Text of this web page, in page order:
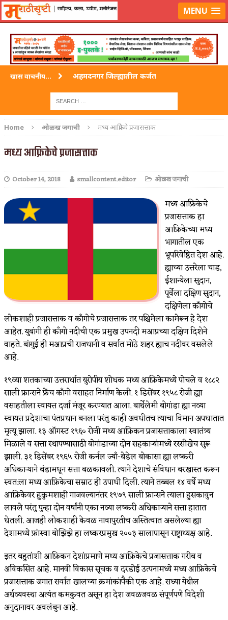
लॉग-इन करा|लेखक नोंदणी करा MENU
खास वाचनीय... अहमदनगर जिल्ह्यातील कर्जत
अहमदपूर – लातूर जिल्ह्यातील महत्त्वाचे शहर
गडचिरोली जिल्ह्यातील आदिवासींचे ‘ढोल’ नृत्य
Home ओळख जगाची मध्य आफ्रिकेचे प्रजासत्ताक
मध्य आफ्रिकेचे प्रजासत्ताक
October 14, 2018 smallcontent.editor ओळख जगाची
मध्य आफ्रिकेचे
प्रजासत्ताक हा
आफ्रिकेच्या मध्य
भागातील एक
भूपरिवेष्ठित देश आहे.
ह्याच्या उत्तरेला चाड,
ईशान्येला सुदान,
पूर्वेला दक्षिण सुदान,
दक्षिणेला काँगोचे
लोकशाही प्रजासत्ताक व काँगोचे प्रजासत्ताक तर पश्चिमेला कामेरून हे देश
आहेत. युबांगी ही काँगो नदीची एक प्रमुख उपनदी मआप्रच्या दक्षिण दिशेने
वाहते. बांगुई ही मआप्रची राजधानी व सर्वात मोठे शहर ह्याच नदीवर वसलेले
आहे.
१९व्या शतकाच्या उत्तरार्धात युरोपीय शोधक मध्य आफ्रिकेमध्ये पोचले व १८८२
साली फ्रान्सने फ्रेंच काँगो वसाहत निर्माण केली. १ डिसेंबर १९५८ रोजी ह्या
वसाहतीला स्वायत्त दर्जा मंजूर करण्यात आला. बार्थेलेमी बोगांडा ह्या नव्या
स्वायत्त प्रदेशाचा पंतप्रधान बनला परंतु काही अवधीतच त्याचा विमान अपघातात
मृत्यू झाला. १३ ऑगस्ट १९६० रोजी मध्य आफ्रिकन प्रजासत्ताकाला स्वातंत्र्य
मिळाले व सत्ता स्थापण्यासाठी बोगांडाच्या दोन सहकाऱ्यांमध्ये रस्सीखेच सुरू
झाली. ३१ डिसेंबर १९६५ रोजी कर्नल ज्याँ-बेडेल बोकासा ह्या लष्करी
अधिकाऱ्याने बंडामधून सत्ता बळकावली. त्याने देशाचे संविधान बरखास्त करून
स्वत:ला मध्य आफ्रिकेचा सम्राट ही उपाधी दिली. त्याने तब्बल १४ वर्षे मध्य
आफ्रिकेवर हुकुमशाही गाजवल्यानंतर १९७९ साली फ्रान्सने त्याला हुसकावुन
लावले परंतु पुन्हा दोन वर्षांनी एका नव्या लष्करी अधिकाऱ्याने सत्ता हातात
घेतली. आजही लोकशाही केवळ नावापुरतीच अस्तित्वात असलेल्या ह्या
देशामध्ये फ्रांस्वा बोझिझे हा लष्करप्रमुख २००३ सालापासून राष्ट्राध्यक्ष आहे.
इतर बहुतांशी आफ्रिकन देशांप्रमाणे मध्य आफ्रिकेचे प्रजासत्ताक गरीब व
अविकसित आहे. मानवी विकास सूचक व दरडोई उत्पनामध्ये मध्य आफ्रिकेचे
प्रजासत्ताक जगात सर्वात खालच्या क्रमांकांपैकी एक आहे. सध्या येथील
अर्थव्यवस्था अत्यंत कमकुवत असून हा देश जवळजवळ संपूर्णपणे विदेशी
अनुदानावर अवलंबुन आहे.